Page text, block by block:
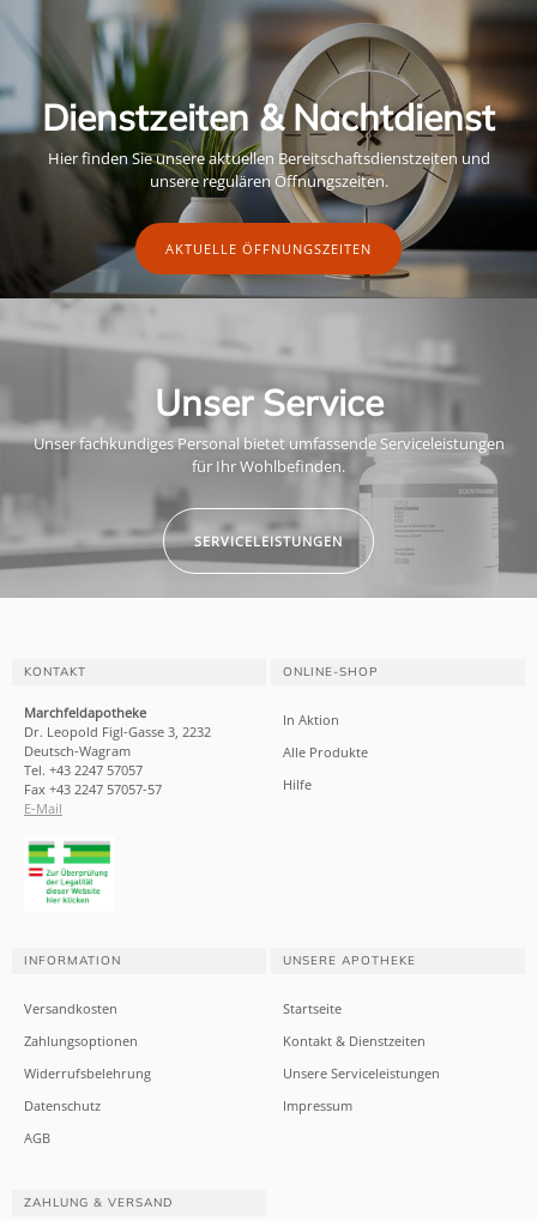
Dienstzeiten & Nachtdienst
Hier finden Sie unsere aktuellen Bereitschaftsdienstzeiten und
unsere regulären Öffnungszeiten.
AKTUELLE ÖFFNUNGSZEITEN
Unser Service
Unser fachkundiges Personal bietet umfassende Serviceleistungen
für Ihr Wohlbefinden.
SERVICELEISTUNGEN
KONTAKT
Marchfeldapotheke
Dr. Leopold Figl-Gasse 3, 2232
Deutsch-Wagram
Tel. +43 2247 57057
Fax +43 2247 57057-57
E-Mail
ONLINE-SHOP
In Aktion
Alle Produkte
Hilfe
INFORMATION
Versandkosten
Zahlungsoptionen
Widerrufsbelehrung
Datenschutz
AGB
UNSERE APOTHEKE
Startseite
Kontakt & Dienstzeiten
Unsere Serviceleistungen
Impressum
ZAHLUNG & VERSAND